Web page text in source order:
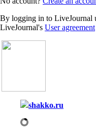
By logging in to LiveJournal
LiveJournal's User agreement
shakko.ru